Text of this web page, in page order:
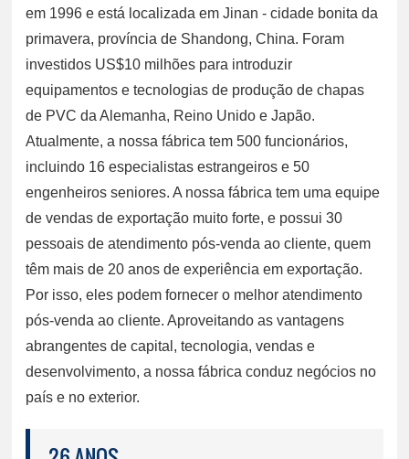
em 1996 e está localizada em Jinan - cidade bonita da
primavera, província de Shandong, China. Foram
investidos US$10 milhões para introduzir
equipamentos e tecnologias de produção de chapas
de PVC da Alemanha, Reino Unido e Japão.
Atualmente, a nossa fábrica tem 500 funcionários,
incluindo 16 especialistas estrangeiros e 50
engenheiros seniores. A nossa fábrica tem uma equipe
de vendas de exportação muito forte, e possui 30
pessoais de atendimento pós-venda ao cliente, quem
têm mais de 20 anos de experiência em exportação.
Por isso, eles podem fornecer o melhor atendimento
pós-venda ao cliente. Aproveitando as vantagens
abrangentes de capital, tecnologia, vendas e
desenvolvimento, a nossa fábrica conduz negócios no
país e no exterior.